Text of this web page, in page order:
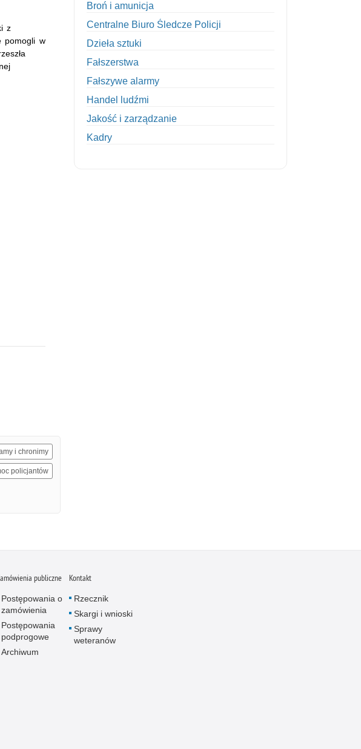
z
pomogli w
i chronimy
policjantów
Broń i amunicja
Centralne Biuro Śledcze Policji
Dzieła sztuki
Fałszerstwa
Fałszywe alarmy
Handel ludźmi
Jakość i zarządzanie
Kadry
Polemiki i sprostowania
Policja inaczej
publiczne
Postępowania o
zamówienia
Postępowania
podprogowe
Archiwum
Kontakt
Rzecznik
Skargi i wnioski
Sprawy
weteranów